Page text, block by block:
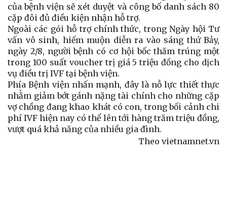
của bệnh viện sẽ xét duyệt và công bố danh sách 80
cặp đôi đủ điều kiện nhận hỗ trợ.
Ngoài các gói hỗ trợ chính thức, trong Ngày hội Tư
vấn vô sinh, hiếm muộn diễn ra vào sáng thứ Bảy,
ngày 2/8, người bệnh có cơ hội bốc thăm trúng một
trong 100 suất voucher trị giá 5 triệu đồng cho dịch
vụ điều trị IVF tại bệnh viện.
Phía Bệnh viện nhấn mạnh, đây là nỗ lực thiết thực
nhằm giảm bớt gánh nặng tài chính cho những cặp
vợ chồng đang khao khát có con, trong bối cảnh chi
phí IVF hiện nay có thể lên tới hàng trăm triệu đồng,
vượt quá khả năng của nhiều gia đình.
Theo vietnamnet.vn